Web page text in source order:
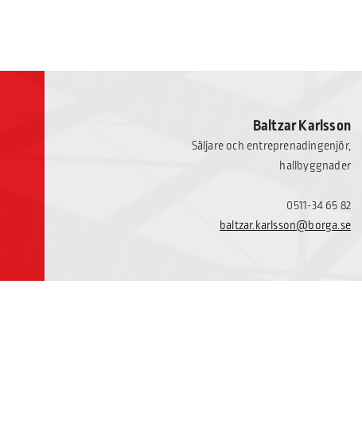
Baltzar Karlsson
Säljare och entreprenadingenjör,
hallbyggnader
0511-34 65 82
baltzar.karlsson@borga.se